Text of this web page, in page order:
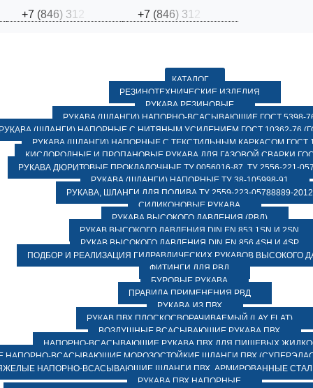
+7 (846) 31 +7 (846) 31
КАТАЛОГ
РЕЗИНОТЕХНИЧЕСКИЕ ИЗДЕЛИЯ
РУКАВА РЕЗИНОВЫЕ
РУКАВА (ШЛАНГИ) НАПОРНО-ВСАСЫВАЮЩИЕ ГОСТ 5398-
(ШЛАНГИ) НАПОРНЫЕ С НИТЯНЫМ УСИЛЕНИЕМ ГОСТ 10362-76
РУКАВА (ШЛАНГИ) НАПОРНЫЕ С ТЕКСТИЛЬНЫМ КАРКАСОМ ГОСТ
КИСЛОРОДНЫЕ И ПРОПАНОВЫЕ РУКАВА ДЛЯ ГАЗОВОЙ СВАРКИ
РУКАВА ДЮРИТОВЫЕ ПРОКЛАДОЧНЫЕ ТУ 0056016-87, ТУ 2556-221-
РУКАВА (ШЛАНГИ) НАПОРНЫЕ ТУ 38-105998-91
РУКАВА, ШЛАНГИ ДЛЯ ПОЛИВА ТУ 2559-223-05788889-2012
СИЛИКОНОВЫЕ РУКАВА
РУКАВА ВЫСОКОГО ДАВЛЕНИЯ (РВД)
РУКАВ ВЫСОКОГО ДАВЛЕНИЯ DIN EN 853 1SN И 2SN
РУКАВ ВЫСОКОГО ДАВЛЕНИЯ DIN EN 856 4SH И 4SP
ПОДБОР И РЕАЛИЗАЦИЯ ГИДРАВЛИЧЕСКИХ РУКАВОВ ВЫСОКОГО
ФИТИНГИ ДЛЯ РВД
БУРОВЫЕ РУКАВА
ПРАВИЛА ПРИМЕНЕНИЯ РВД
РУКАВА ИЗ ПВХ
РУКАВ ПВХ ПЛОСКОСВОРАЧИВАЕМЫЙ (LAY FLAT)
ВОЗДУШНЫЕ ВСАСЫВАЮЩИЕ РУКАВА ПВХ
НАПОРНО-ВСАСЫВАЮЩИЕ РУКАВА ПВХ ДЛЯ ПИЩЕВЫХ
НАПОРНО-ВСАСЫВАЮЩИЕ МОРОЗОСТОЙКИЕ ШЛАНГИ ПВХ
НАПОРНО-ВСАСЫВАЮЩИЕ ШЛАНГИ ПВХ, АРМИРОВАННЫЕ
РУКАВА ПВХ НАПОРНЫЕ